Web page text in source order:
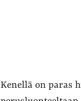
Kenellä on paras